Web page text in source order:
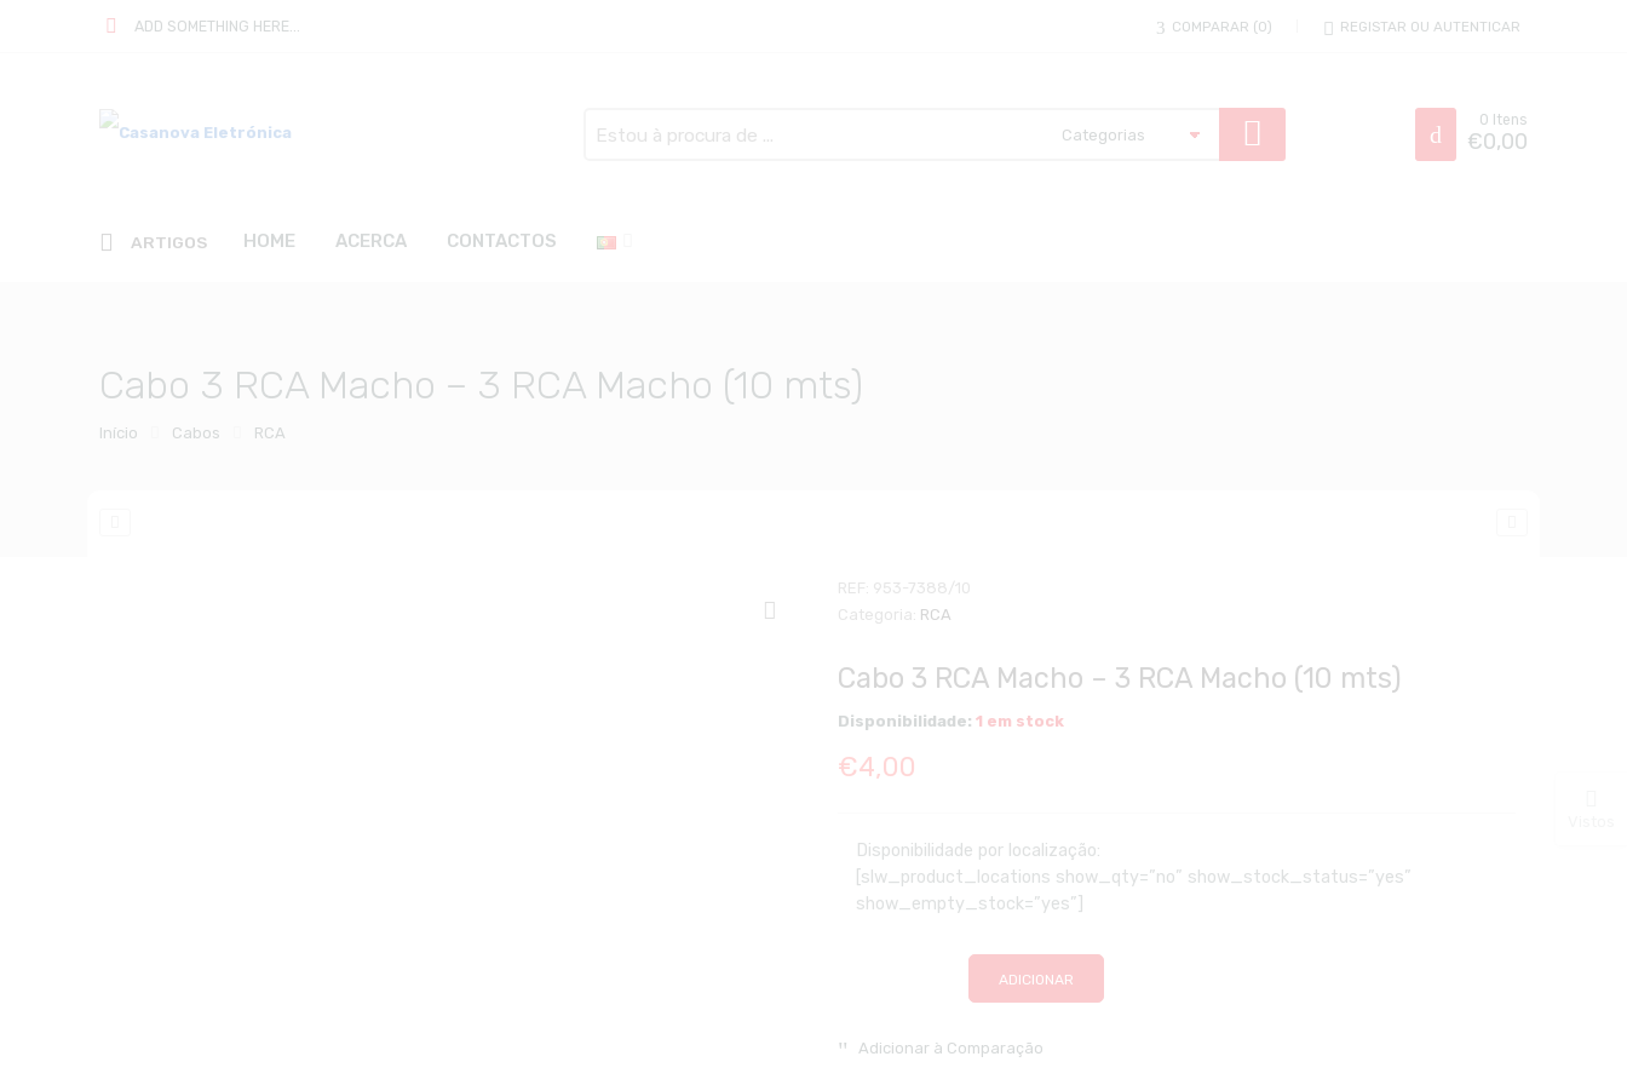
ADD SOMETHING HERE... COMPARAR 0 REGISTAR OU AUTENTICAR
here
0 Itens
€0,00
ARTIGOS HOME ACERCA CONTACTOS
Cabo 3 RCA Macho – 3 RCA Macho (10 mts)
Início Cabos RCA
REF: 953-7388/10
Categoria: RCA
Cabo 3 RCA Macho – 3 RCA Macho (10 mts)
Disponibilidade: 1 em stock
€4,00
Disponibilidade por localização:
[slw_product_locations show_qty=”no” show_stock_status=”yes”
show_empty_stock=”yes”]
ADICIONAR
Adicionar à Comparação